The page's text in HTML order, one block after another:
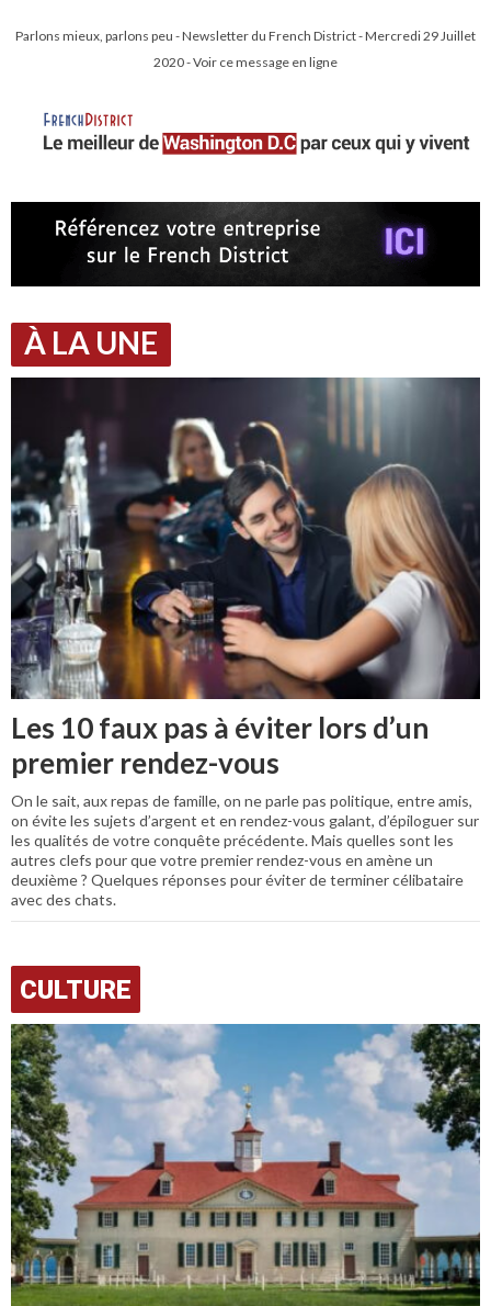
Parlons mieux, parlons peu - Newsletter du French District - Mercredi 29 Juillet
2020 - Voir ce message en ligne
À LA UNE
Les 10 faux pas à éviter lors d’un
premier rendez-vous
On le sait, aux repas de famille, on ne parle pas politique, entre amis,
on évite les sujets d’argent et en rendez-vous galant, d’épiloguer sur
les qualités de votre conquête précédente. Mais quelles sont les
autres clefs pour que votre premier rendez-vous en amène un
deuxième ? Quelques réponses pour éviter de terminer célibataire
avec des chats.
CULTURE